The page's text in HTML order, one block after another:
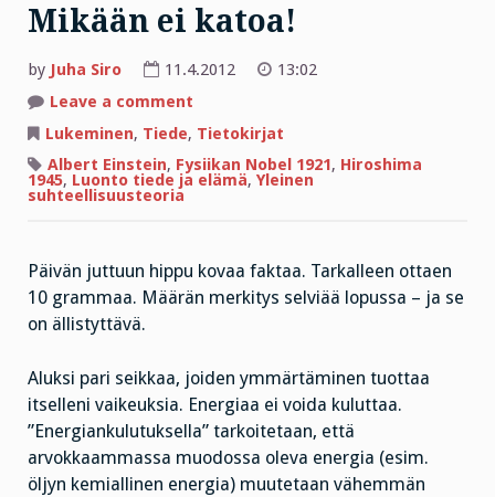
Mikään ei katoa!
by Juha Siro 11.4.2012
13:02
Leave a comment
ei
Lukeminen, Tiede, Tietokirjat
Albert Einstein, Fysiikan Nobel 1921, Hiroshima
1945, Luonto tiede ja elämä, Yleinen
suhteellisuusteoria
Päivän juttuun hippu kovaa faktaa. Tarkalleen ottaen
10 grammaa. Määrän merkitys selviää lopussa – ja se
on ällistyttävä.
Aluksi pari seikkaa, joiden ymmärtäminen tuottaa
itselleni vaikeuksia. Energiaa ei voida kuluttaa.
”Energiankulutuksella” tarkoitetaan, että
arvokkaammassa muodossa oleva energia (esim.
öljyn kemiallinen energia) muutetaan vähemmän